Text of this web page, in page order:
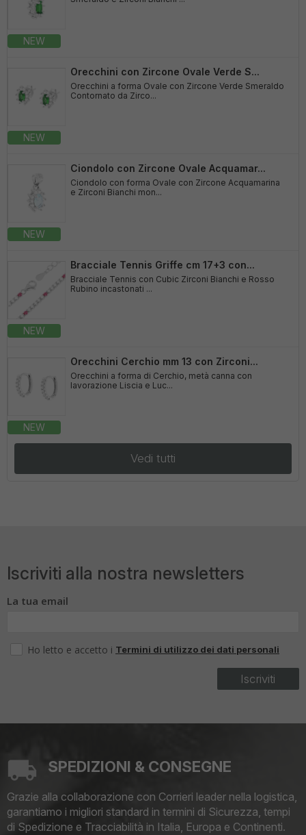
NEW
NEW
Orecchini con Zircone Ovale Verde S...
Orecchini a forma Ovale con Zircone Verde Smeraldo
Contornato da Zirco...
NEW
Ciondolo con Zircone Ovale Acquamar...
Ciondolo con forma Ovale con Zircone Acquamarina
e Zirconi Bianchi mon...
NEW
Bracciale Tennis Griffe cm 17+3 con...
Bracciale Tennis con Cubic Zirconi Bianchi e Rosso
Rubino incastonati ...
NEW
Orecchini Cerchio mm 13 con Zirconi...
Orecchini a forma di Cerchio, metà canna con
lavorazione Liscia e Luc...
Vedi tutti
Iscriviti alla nostra newsletters
La tua email
Iscriviti
Ho letto e accetto i Termini di utilizzo dei dati personali
SPEDIZIONI & CONSEGNE
Grazie alla collaborazione con Corrieri leader nella logistica,
garantiamo i migliori standard in termini di Sicurezza, tempi
di Spedizione e Tracciabilità in Italia, Europa e Continenti.